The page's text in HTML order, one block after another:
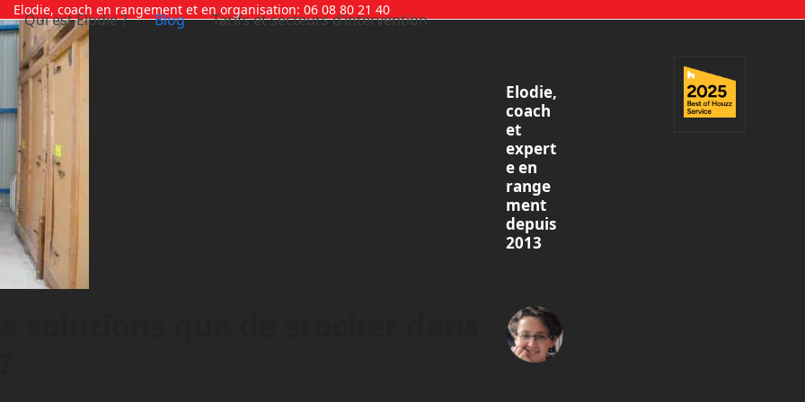
Elodie, coach en rangement et en organisation: 06 08 80 21 40
Qui est Elodie ? Blog Tarifs et secteurs d’intervention
Elodie,
coach
et
expert
e en
range
ment
depuis
2013